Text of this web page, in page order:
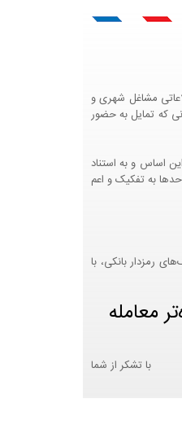
و با تلاش و کوشش 4 ساله سعی در تهیه جامع بانک اطلاعاتی مشاغل شهری و
که تمایل به حضور
مصوب سال 1388 را تصويب و ابلاغ نموده است. بر اين اساس و به استناد
بنگاهها و واحدها به تفکيک و اعم
رمزدار بانکی، با
معامله
با تشکر از شما